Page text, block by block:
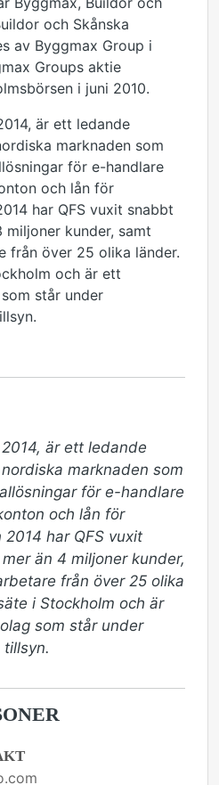
och Skånska
av Byggmax Group i
Groups aktie
i juni 2010.
är ett ledande
marknaden som
för e-handlare
och lån för
har QFS vuxit snabbt
kunder, samt
från över 25 olika länder.
och är ett
står under
är ett ledande
marknaden som
för e-handlare
och lån för
har QFS vuxit
än 4 miljoner kunder,
från över 25 olika
i Stockholm och är
som står under